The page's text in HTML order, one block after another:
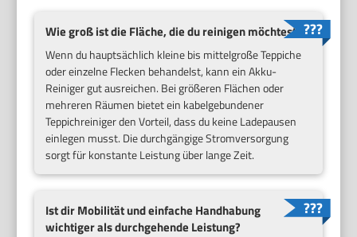
Wie groß ist die Fläche, die du reinigen möchtest?
Wenn du hauptsächlich kleine bis mittelgroße Teppiche
oder einzelne Flecken behandelst, kann ein Akku-
Reiniger gut ausreichen. Bei größeren Flächen oder
mehreren Räumen bietet ein kabelgebundener
Teppichreiniger den Vorteil, dass du keine Ladepausen
einlegen musst. Die durchgängige Stromversorgung
sorgt für konstante Leistung über lange Zeit.
Ist dir Mobilität und einfache Handhabung
wichtiger als durchgehende Leistung?